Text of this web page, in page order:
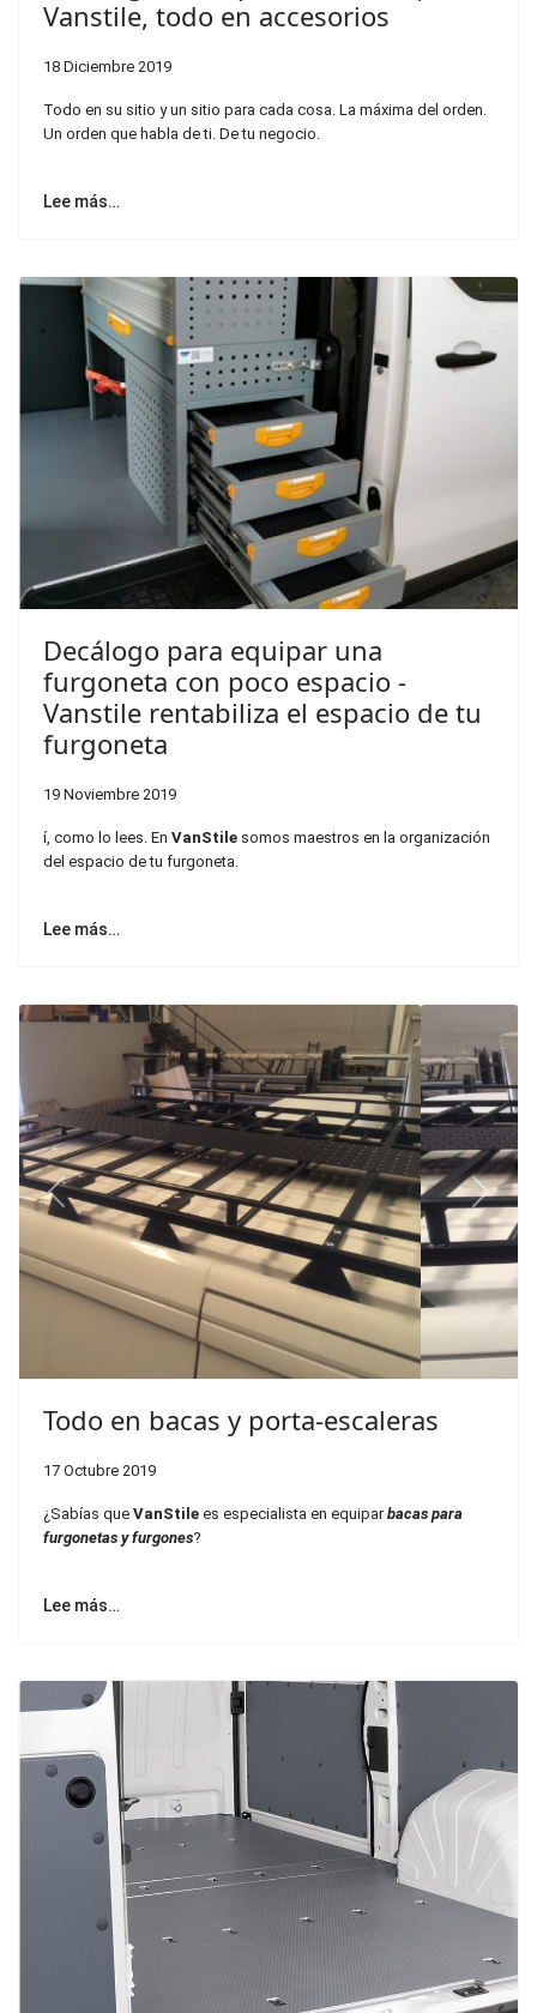
Vanstile, todo en accesorios
18 Diciembre 2019
Todo en su sitio y un sitio para cada cosa. La máxima del orden.
Un orden que habla de ti. De tu negocio.
Lee más…
Decálogo para equipar una
furgoneta con poco espacio -
Vanstile rentabiliza el espacio de tu
furgoneta
19 Noviembre 2019
í, como lo lees. En VanStile
somos maestros en la organización
del espacio de tu furgoneta.
Lee más…
Previous Next
Todo en bacas y porta-escaleras
17 Octubre 2019
¿Sabías que VanStile es especialista en equipar bacas para
furgonetas y furgones ?
Lee más…